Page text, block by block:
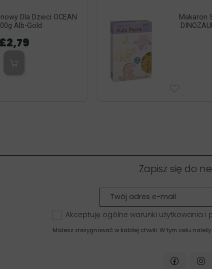
Dla Dzieci OCEAN
Alb-Gold
£2,79
Makaron
Zapisz się do
Akceptuję ogólne warunki użytkowania i
Możesz zrezygnować w każdej chwili. W tym celu